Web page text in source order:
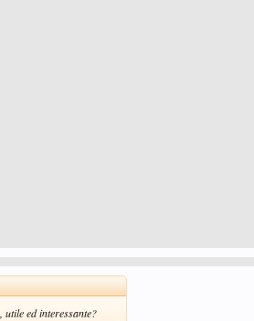
ed interessante?